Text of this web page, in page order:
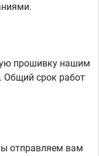
прошивку нашим
Общий срок работ
отправляем вам